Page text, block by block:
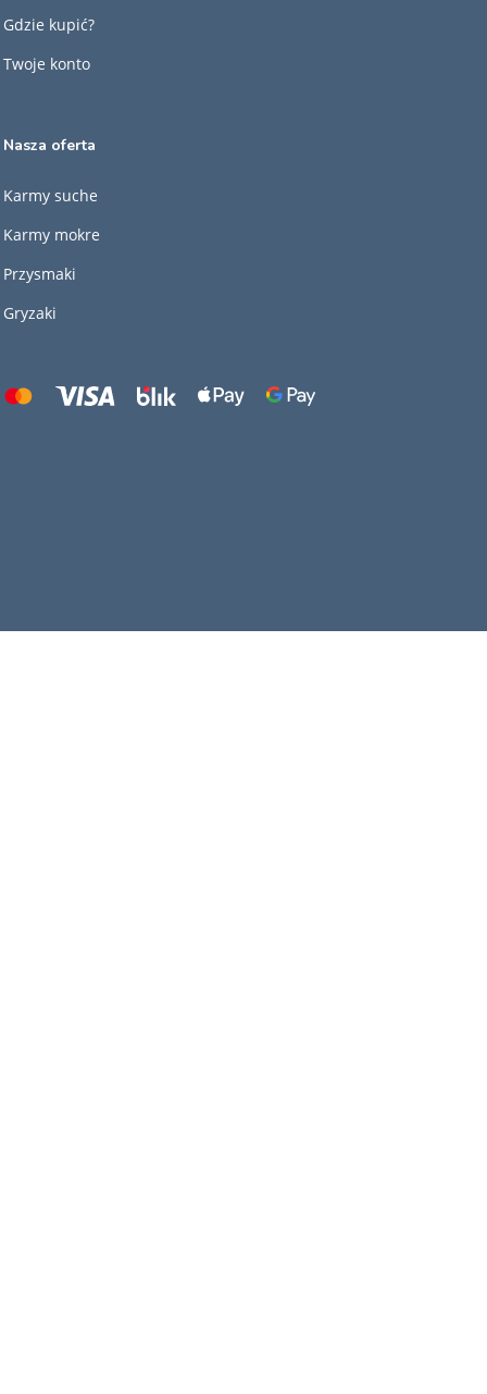
Gdzie kupić?
Twoje konto
Nasza oferta
Karmy suche
Karmy mokre
Przysmaki
Gryzaki